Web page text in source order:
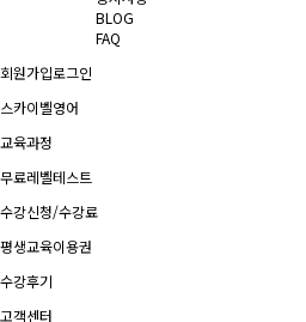
BLOG
FAQ
회원가입로그인
스카이벨영어
교육과정
무료레벨테스트
수강신청/수강료
평생교육이용권
수강후기
고객센터